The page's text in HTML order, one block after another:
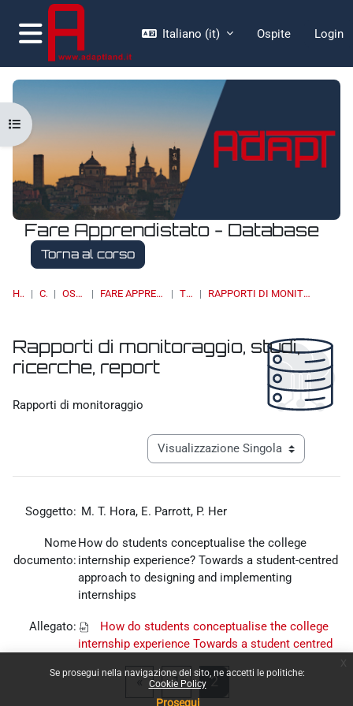
Vai al contenuto principale
Se prosegui nella navigazione del sito, ne accetti le politiche:
Cookie Policy
Prosegui
Pannello laterale
Italiano ‎(it)‎ Ospite Login
Fare Apprendistato - Database
Torna al corso
HOME CORSI OSSERVATORI FARE APPRENDISTATO - DATABASE TIROCINI RAPPORTI DI MONITORAGGIO, STUDI, RICERCHE, REPORT
Apri indice del corso
Rapporti di monitoraggio, studi,
ricerche, report
Rapporti di monitoraggio
Navigazione terziaria modalità
Soggetto: M. T. Hora, E. Parrott, P. Her
Nome
documento:
How do students conceptualise the college
internship experience? Towards a student-centred
approach to designing and implementing
internships
Allegato:
How do students conceptualise the college
internship experience Towards a student centred
internships.pdf
«Pagina precedente
1Pagina 1
2Pagina 2